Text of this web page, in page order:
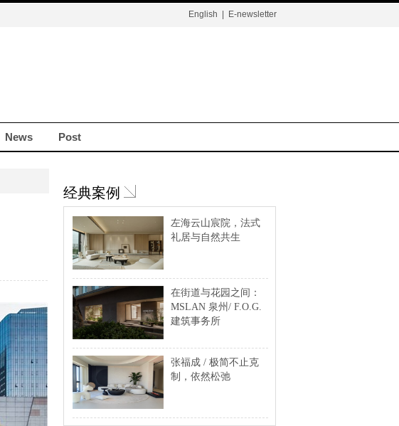
English E-newsletter
News Post
经典案例
左海云山宸院，法式
礼居与自然共生
在街道与花园之间：
MSLAN 泉州/ F.O.G.
建筑事务所
张福成 / 极简不止克
制，依然松弛